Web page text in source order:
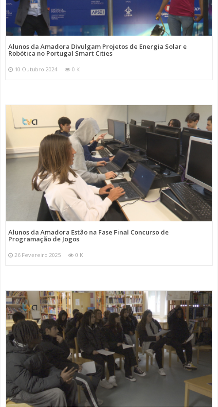
Alunos da Amadora Divulgam Projetos de Energia Solar e
Robótica no Portugal Smart Cities
10 Outubro 2024 0 K
Alunos da Amadora Estão na Fase Final Concurso de
Programação de Jogos
26 Fevereiro 2025 0 K